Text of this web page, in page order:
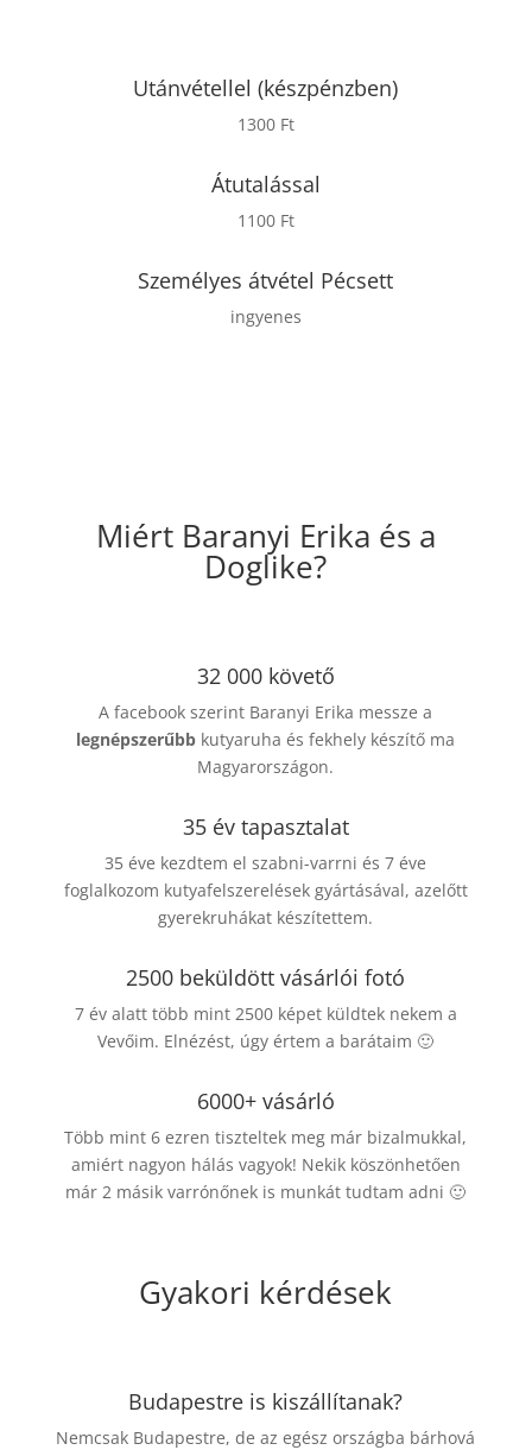
Utánvétellel (készpénzben)
1300 Ft
Átutalással
1100 Ft
Személyes átvétel Pécsett
ingyenes
Miért Baranyi Erika és a
Doglike?
32 000 követő
A facebook szerint Baranyi Erika messze a
legnépszerűbb kutyaruha és fekhely készítő ma
Magyarországon.
35 év tapasztalat
35 éve kezdtem el szabni-varrni és 7 éve
foglalkozom kutyafelszerelések gyártásával, azelőtt
gyerekruhákat készítettem.
2500 beküldött vásárlói fotó
7 év alatt több mint 2500 képet küldtek nekem a
Vevőim. Elnézést, úgy értem a barátaim 🙂
6000+ vásárló
Több mint 6 ezren tiszteltek meg már bizalmukkal,
amiért nagyon hálás vagyok! Nekik köszönhetően
már 2 másik varrónőnek is munkát tudtam adni 🙂
Gyakori kérdések
Budapestre is kiszállítanak?
Nemcsak Budapestre, de az egész országba bárhová